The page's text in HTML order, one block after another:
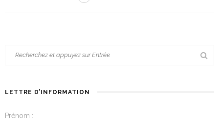
LETTRE D’INFORMATION
Prénom :